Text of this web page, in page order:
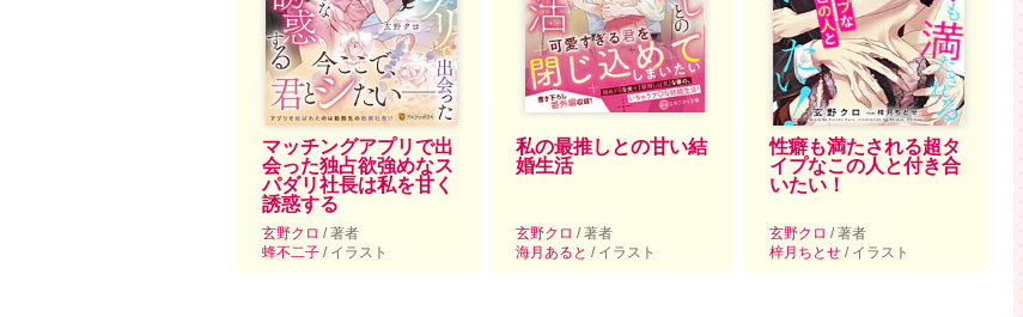
マッチングアプリで出
会った独占欲強めなス
パダリ社長は私を甘く
誘惑する
玄野クロ / 著者
蜂不二子 / イラスト
私の最推しとの甘い結
婚生活
玄野クロ / 著者
海月あると / イラスト
性癖も満たされる超タ
イプなこの人と付き合
いたい！
玄野クロ / 著者
梓月ちとせ / イラスト